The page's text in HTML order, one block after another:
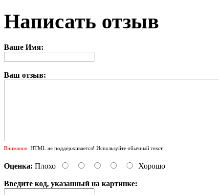
Написать отзыв
Ваше Имя:
Ваш отзыв:
Внимание: HTML не поддерживается! Используйте обычный текст.
Оценка: Плохо Хорошо
Введите код, указанный на картинке: